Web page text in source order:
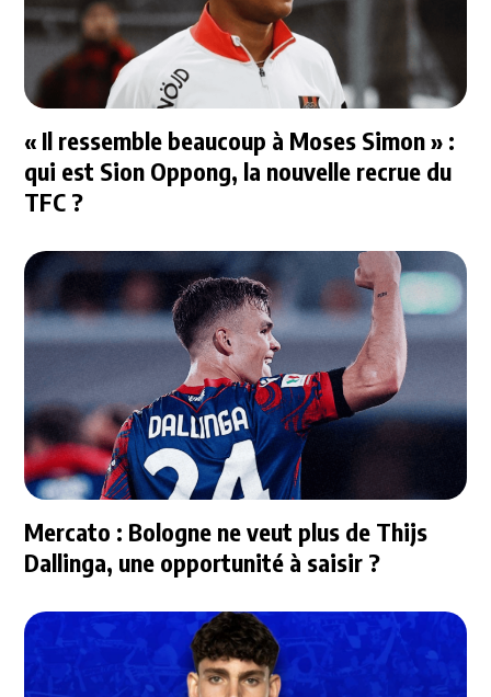
« Il ressemble beaucoup à Moses Simon » :
qui est Sion Oppong, la nouvelle recrue du
TFC ?
Mercato : Bologne ne veut plus de Thijs
Dallinga, une opportunité à saisir ?